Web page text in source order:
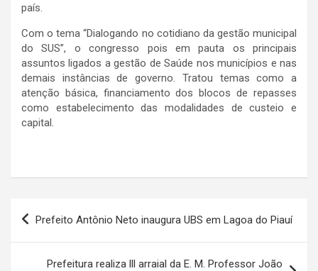
país.
Com o tema “Dialogando no cotidiano da gestão municipal
do SUS”, o congresso pois em pauta os principais
assuntos ligados a gestão de Saúde nos municípios e nas
demais instâncias de governo. Tratou temas como a
atenção básica, financiamento dos blocos de repasses
como estabelecimento das modalidades de custeio e
capital.
Navegação
Prefeito Antônio Neto inaugura UBS em Lagoa do Piauí
Prefeitura realiza lll arraial da E. M. Professor João